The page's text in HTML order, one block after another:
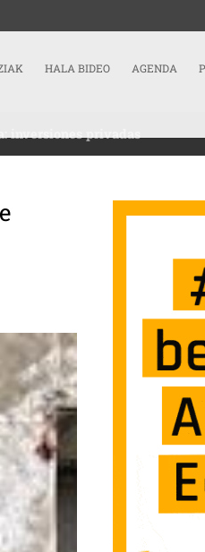
HALA BIDEO AGENDA
inversiones privadas
EL AYUNTAMIENTO DE SESTAO